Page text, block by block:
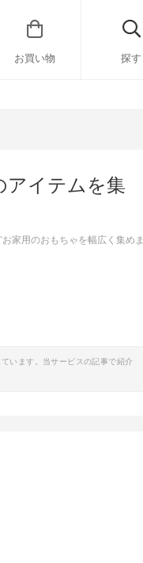
お買い物 探す
アイテムを集
家用のおもちゃを幅広く集めま
います。当サービスの記事で紹介